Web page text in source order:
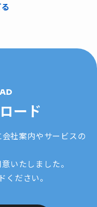
ード
社案内やサービスの
いたしました。
ください。